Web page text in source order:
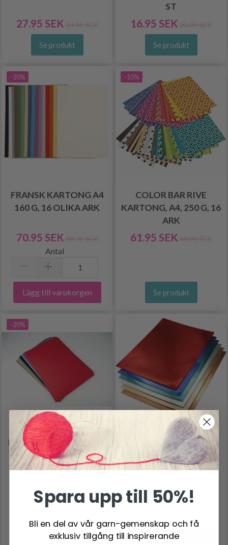
27.95 SEK 34.95 SEK
Se produkt
ST
16.95 SEK 20.95 SEK
Se produkt
-20%
FRANSK KARTONG A4
160 G, 16 OLIKA ARK
70.95 SEK 88.95 SEK
Antal
Lägg till varukorgen
-10%
COLOR BAR RIVE
KARTONG, A4, 250 G, 16
ARK
61.95 SEK 68.95 SEK
Se produkt
-20%
FANTASY KARTONG 43
X 61 CM, 100 ST
30 BLAD AV A4
METALLKARTONG
Antal
Lägg till varukorgen
Spara upp till 50%!
Bli en del av vår garn-gemenskap och få
exklusiv tillgång till inspirerande